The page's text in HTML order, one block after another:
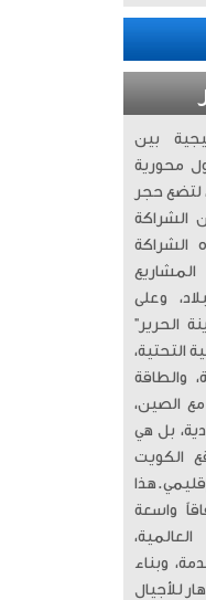
بين
محورية
لتضع حجر
الشراكة
الشراكة
وعلى
الحرير”
التحتية،
والطاقة
مع الصين،
بل هي
الكويت
​هذا
واسعة
وبناء
للأجيال